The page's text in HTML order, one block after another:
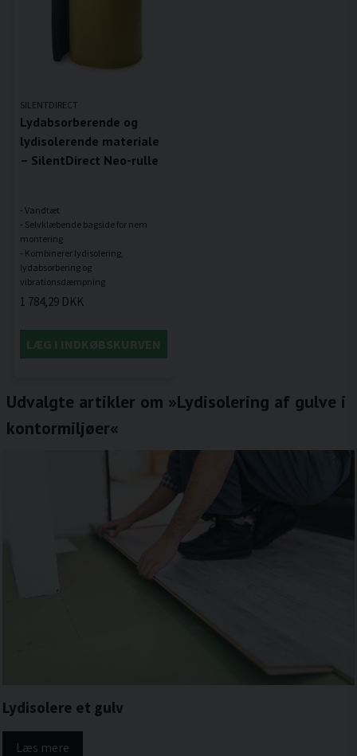
SILENTDIRECT
Lydabsorberende og
lydisolerende materiale
– SilentDirect Neo-rulle
- Vandtæt
- Selvklæbende bagside for nem
montering
- Kombinerer lydisolering,
lydabsorbering og
1 784,29 DKK
LÆG I INDKØBSKURVEN
Udvalgte artikler om »Lydisolering af gulve i
kontormiljøer«
Lydisolere et gulv
Læs mere